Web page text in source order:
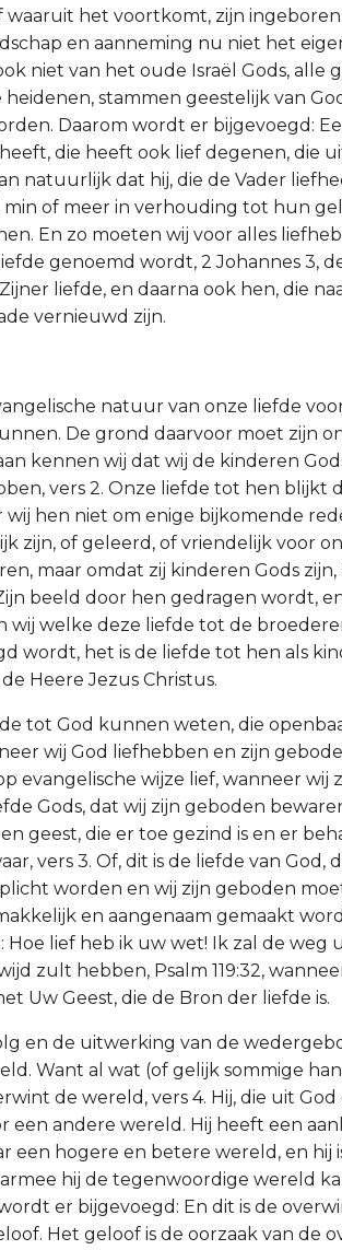
het voortkomt, zijn
en aanneming nu niet het
niet van het oude Israël Gods, alle
stammen geestelijk van
Daarom wordt er bijgevoegd:
die heeft ook lief degenen, die
natuurlijk dat hij, die de Vader
of meer in verhouding tot hun
En zo moeten wij voor alles
genoemd wordt, 2 Johannes 3,
liefde, en daarna ook hen, die
vernieuwd zijn.
natuur van onze liefde
De grond daarvoor moet zijn
kennen wij dat wij de kinderen
vers 2. Onze liefde tot hen blijkt
hen niet om enige bijkomende
zijn, of geleerd, of vriendelijk voor
maar omdat zij kinderen Gods
beeld door hen gedragen wordt,
wij welke deze liefde tot de
wordt, het is de liefde tot hen als
Heere Jezus Christus.
tot God kunnen weten, die
wij God liefhebben en zijn
evangelische wijze lief, wanneer wij
Gods, dat wij zijn geboden
geest, die er toe gezind is en er
vers 3. Of, dit is de liefde van God,
worden en wij zijn geboden
en aangenaam gemaakt
Hoe lief heb ik uw wet! Ik zal de weg
zult hebben, Psalm 119:32,
Uw Geest, die de Bron der liefde is.
en de uitwerking van de
Want al wat (of gelijk sommige
de wereld, vers 4. Hij, die uit God
een andere wereld. Hij heeft een
een hogere en betere wereld, en hij
hij de tegenwoordige wereld
er bijgevoegd: En dit is de
Het geloof is de oorzaak van de